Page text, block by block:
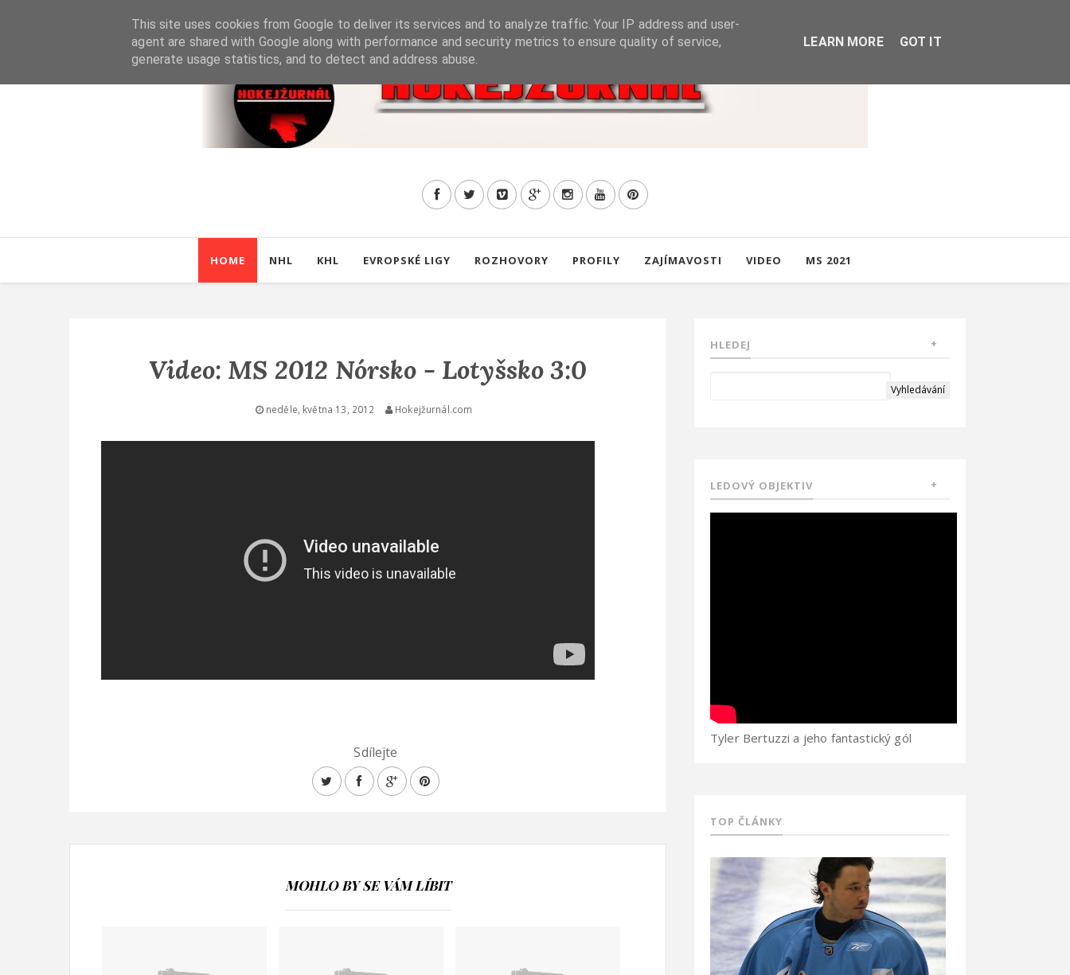
HOME NHL KHL EVROPSKÉ LIGY ROZHOVORY PROFILY ZAJÍMAVOSTI VIDEO MS 2021
Video: MS 2012 Nórsko - Lotyšsko 3:0
neděle, května 13, 2012 Hokejžurnál.com
Sdílejte
MOHLO BY SE VÁM LÍBIT
HLEDEJ
LEDOVÝ OBJEKTIV
Tyler Bertuzzi a jeho fantastický gól
TOP ČLÁNKY
This site uses cookies from Google to deliver its services and to analyze traffic. Your IP address and user-
agent are shared with Google along with performance and security metrics to ensure quality of service,
generate usage statistics, and to detect and address abuse.
LEARN MORE GOT IT